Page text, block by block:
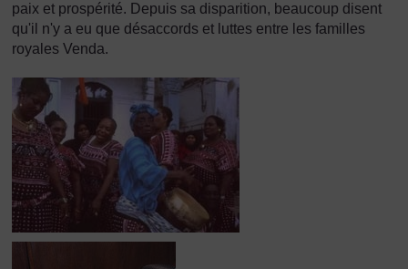
paix et prospérité. Depuis sa disparition, beaucoup disent
qu'il n'y a eu que désaccords et luttes entre les familles
royales Venda.